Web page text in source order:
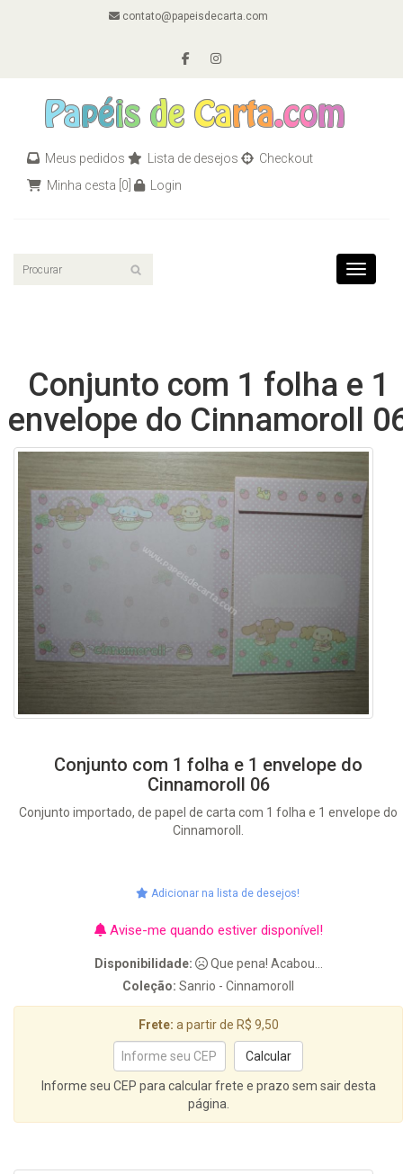
contato@papeisdecarta.com
Meus pedidos Lista de desejos
Checkout
Minha cesta [0] Login
Toggle
Conjunto com 1 folha e 1
envelope do Cinnamoroll
Conjunto com 1 folha e 1 envelope do
Cinnamoroll 06
Conjunto importado, de papel de carta com 1 folha e 1 envelope do
Cinnamoroll.
Adicionar na lista de desejos!
Avise-me quando estiver disponível!
Disponibilidade:
Que pena! Acabou...
Coleção: Sanrio - Cinnamoroll
Frete: a partir de R$ 9,50
Informe seu CEP para calcular frete e prazo sem sair desta
página.